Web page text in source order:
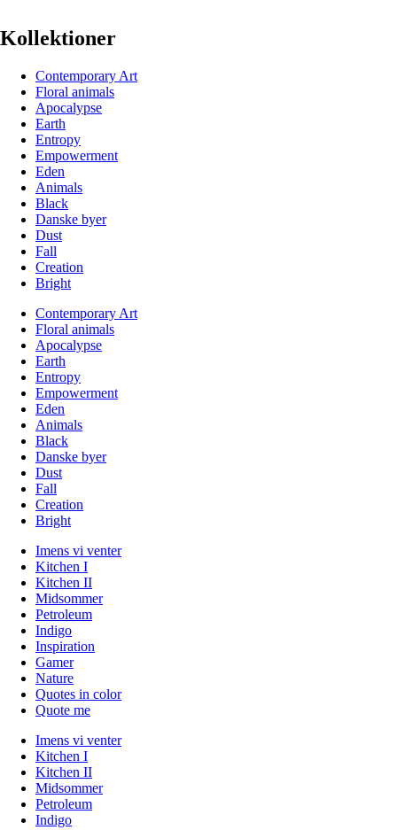
Kollektioner
Contemporary Art
Floral animals
Apocalypse
Earth
Entropy
Empowerment
Eden
Animals
Black
Danske byer
Dust
Fall
Creation
Bright
Contemporary Art
Floral animals
Apocalypse
Earth
Entropy
Empowerment
Eden
Animals
Black
Danske byer
Dust
Fall
Creation
Bright
Imens vi venter
Kitchen I
Kitchen II
Midsommer
Petroleum
Indigo
Inspiration
Gamer
Nature
Quotes in color
Quote me
Imens vi venter
Kitchen I
Kitchen II
Midsommer
Petroleum
Indigo